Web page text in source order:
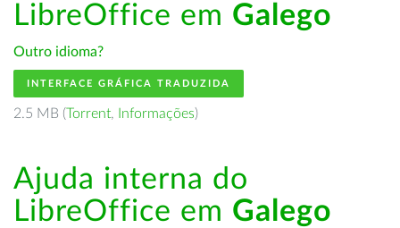
LibreOffice em Galego
Outro idioma?
INTERFACE GRÁFICA TRADUZIDA
2.5 MB (Torrent, Informações)
Ajuda interna do
LibreOffice em Galego